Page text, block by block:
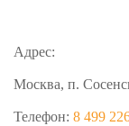
Адрес:
Москва, п.
Телефон: 8 499